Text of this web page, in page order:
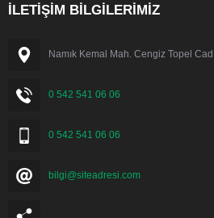
İLETİŞİM BİLGİLERİMİZ
Namık Kemal Mah. Cengiz Topel
0 542 541 06 06
0 542 541 06 06
bilgi@siteadresi.com